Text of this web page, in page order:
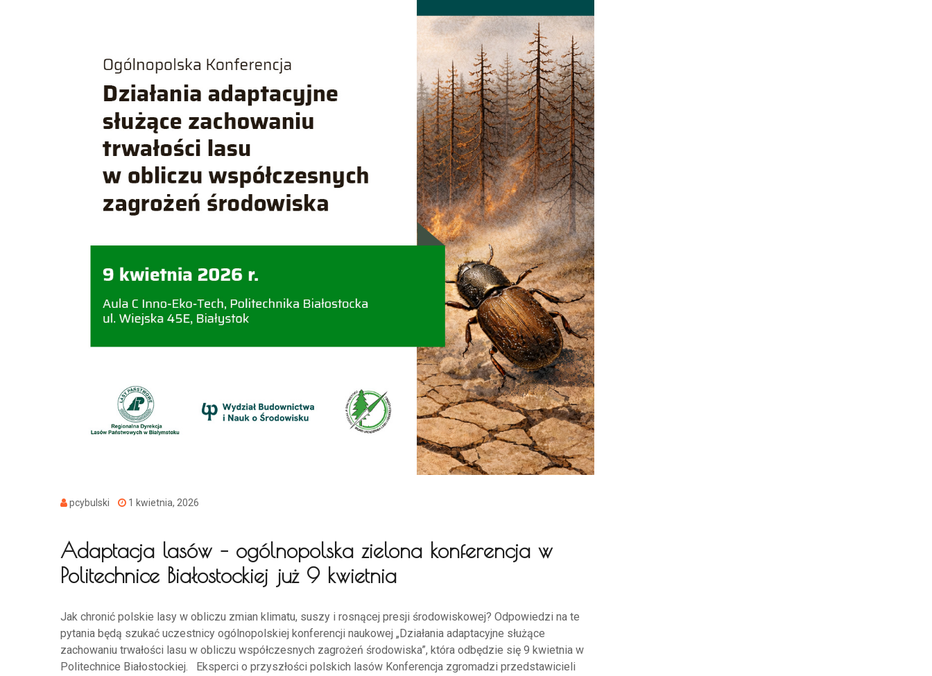
pcybulski 1 kwietnia, 2026
Adaptacja lasów – ogólnopolska zielona konferencja w
Politechnice Białostockiej już 9 kwietnia
Jak chronić polskie lasy w obliczu zmian klimatu, suszy i rosnącej presji środowiskowej? Odpowiedzi na te
pytania będą szukać uczestnicy ogólnopolskiej konferencji naukowej „Działania adaptacyjne służące
zachowaniu trwałości lasu w obliczu współczesnych zagrożeń środowiska”, która odbędzie się 9 kwietnia w
Politechnice Białostockiej. Eksperci o przyszłości polskich lasów Konferencja zgromadzi przedstawicieli